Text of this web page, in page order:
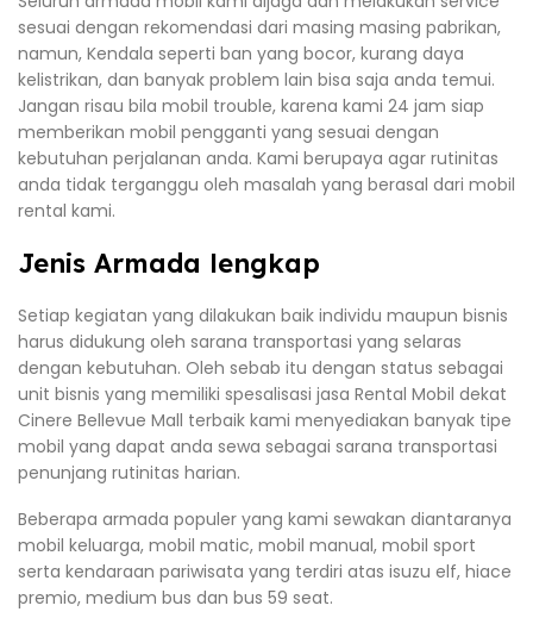
sesuai dengan rekomendasi dari masing masing pabrikan,
namun, Kendala seperti ban yang bocor, kurang daya
kelistrikan, dan banyak problem lain bisa saja anda temui.
Jangan risau bila mobil trouble, karena kami 24 jam siap
memberikan mobil pengganti yang sesuai dengan
kebutuhan perjalanan anda. Kami berupaya agar rutinitas
anda tidak terganggu oleh masalah yang berasal dari mobil
rental kami.
Jenis Armada lengkap
Setiap kegiatan yang dilakukan baik individu maupun bisnis
harus didukung oleh sarana transportasi yang selaras
dengan kebutuhan. Oleh sebab itu dengan status sebagai
unit bisnis yang memiliki spesalisasi jasa Rental Mobil dekat
Cinere Bellevue Mall terbaik kami menyediakan banyak tipe
mobil yang dapat anda sewa sebagai sarana transportasi
penunjang rutinitas harian.
Beberapa armada populer yang kami sewakan diantaranya
mobil keluarga, mobil matic, mobil manual, mobil sport
serta kendaraan pariwisata yang terdiri atas isuzu elf, hiace
premio, medium bus dan bus 59 seat.